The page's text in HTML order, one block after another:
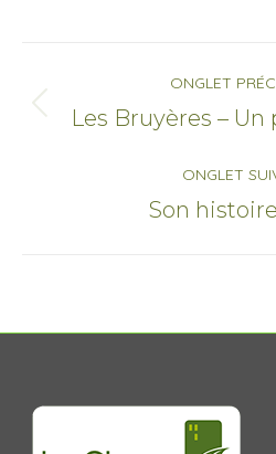
de
ONGLET
Les Bruyères –
ONGLET
Son